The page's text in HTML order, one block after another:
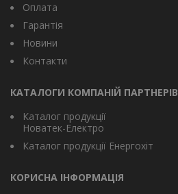
Оплата
Гарантія
Новини
Контакти
КАТАЛОГИ КОМПАНІЙ ПАРТНЕРІВ
Каталог продукції
Новатек-Електро
Каталог продукції Енергохіт
КОРИСНА ІНФОРМАЦІЯ